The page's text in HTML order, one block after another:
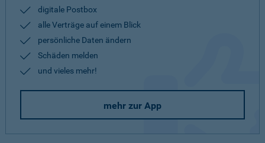
digitale Postbox
alle Verträge auf einem Blick
persönliche Daten ändern
Schäden melden
und vieles mehr!
mehr zur App